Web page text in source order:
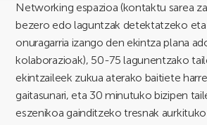
Networking espazioa (kontaktu sarea
bezero edo laguntzak detektatzeko
onuragarria izango den ekintza plana
kolaborazioak), 50-75 lagunentzako
ekintzaileek zukua aterako baitiete
gaitasunari, eta 30 minutuko bizipen
eszenikoa gainditzeko tresnak